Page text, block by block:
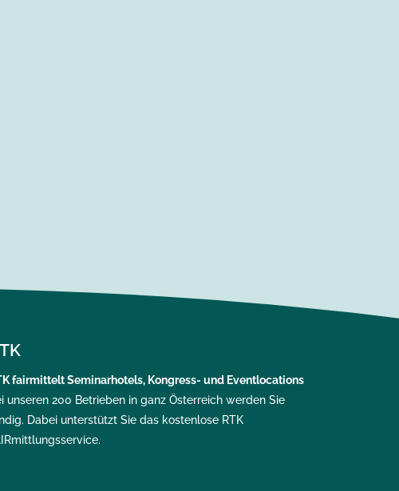
fairmitteltSeminarhotels, Kongress- und Eventlocations
unseren 200 Betrieben in ganz Österreich werden Sie
Dabei unterstützt Sie das kostenlose RTK
.